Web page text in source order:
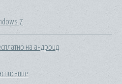
7
на андроид